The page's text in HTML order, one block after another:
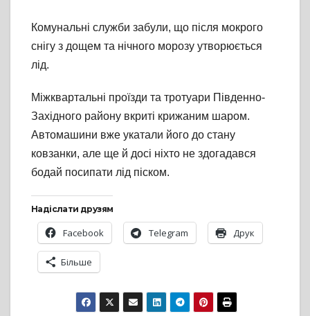
Комунальні служби забули, що після мокрого
снігу з дощем та нічного морозу утворюється
лід.
Міжквартальні проїзди та тротуари Південно-
Західного району вкриті крижаним шаром.
Автомашини вже укатали його до стану
ковзанки, але ще й досі ніхто не здогадався
бодай посипати лід піском.
Надіслати друзям
Facebook Telegram Друк
Більше